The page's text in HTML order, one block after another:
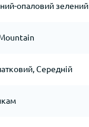
опаловий зелений
Середній